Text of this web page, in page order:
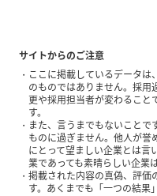
サイトからのご注意
ここに掲載しているデータ
のものではありません。採用
更や採用担当者が変わること
す。
また、言うまでもないこと
ものに過ぎません。他人が誉
にとって望ましい企業とは言
業であっても素晴らしい企業
掲載された内容の真偽、評価
す。あくまでも「一つの結果